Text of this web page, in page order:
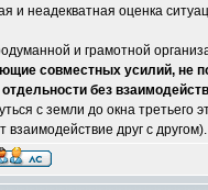
и неадекватная оценка
и грамотной
совместных усилий, не
без
с земли до окна третьего
взаимодействие друг с другом).